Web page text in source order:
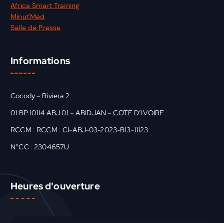
Africa Smart Training
Minut'Med
Salle de Presse
Informations
Cocody – Riviera 2
01 BP 10114 ABJ 01 – ABIDJAN – COTE D’IVOIRE
RCCM : RCCM : CI-ABJ-03-2023-B13-11123
N°CC : 2304657U
Heures d'ouverture